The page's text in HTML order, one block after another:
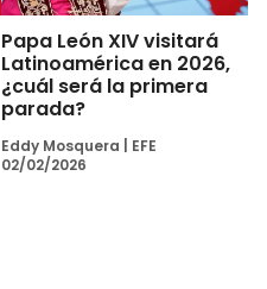
Papa León XIV visitará
Latinoamérica en 2026,
¿cuál será la primera
parada?
Eddy Mosquera
EFE
02/02/2026